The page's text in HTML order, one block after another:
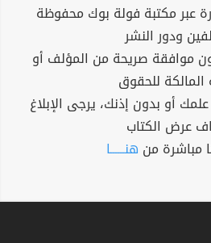
عبر مكتبة فولة بوك محفوظة
ودور النشر
موافقة صريحة من المؤلف أو
المالكة للحقوق
أو بدون إذنك، يرجى الإبلاغ
عرض الكتاب
مباشرة من هنــــــا